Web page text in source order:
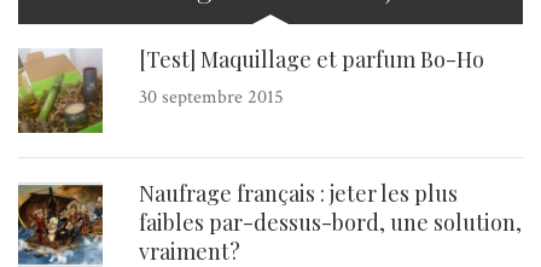
[Test] Maquillage et parfum Bo-Ho
30 septembre 2015
Naufrage français : jeter les plus
faibles par-dessus-bord, une solution,
vraiment?